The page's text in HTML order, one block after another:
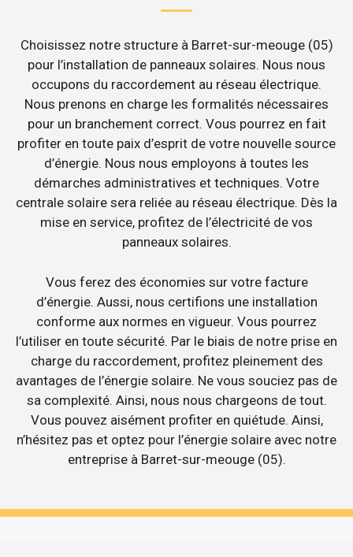
Choisissez notre structure à Barret-sur-meouge (05)
pour l’installation de panneaux solaires. Nous nous
occupons du raccordement au réseau électrique.
Nous prenons en charge les formalités nécessaires
pour un branchement correct. Vous pourrez en fait
profiter en toute paix d’esprit de votre nouvelle source
d’énergie. Nous nous employons à toutes les
démarches administratives et techniques. Votre
centrale solaire sera reliée au réseau électrique. Dès la
mise en service, profitez de l’électricité de vos
panneaux solaires.
Vous ferez des économies sur votre facture
d’énergie. Aussi, nous certifions une installation
conforme aux normes en vigueur. Vous pourrez
l’utiliser en toute sécurité. Par le biais de notre prise en
charge du raccordement, profitez pleinement des
avantages de l’énergie solaire. Ne vous souciez pas de
sa complexité. Ainsi, nous nous chargeons de tout.
Vous pouvez aisément profiter en quiétude. Ainsi,
n’hésitez pas et optez pour l’énergie solaire avec notre
entreprise à Barret-sur-meouge (05).